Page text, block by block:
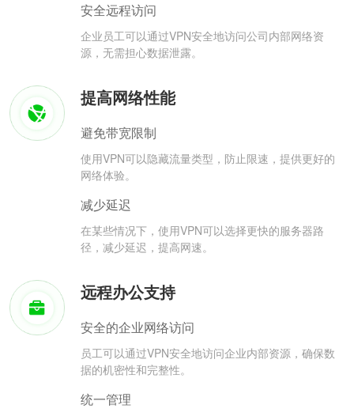
安全远程访问
企业员工可以通过VPN安全地访问公司内部网络资
源，无需担心数据泄露。
提高网络性能
避免带宽限制
使用VPN可以隐藏流量类型，防止限速，提供更好的
网络体验。
减少延迟
在某些情况下，使用VPN可以选择更快的服务器路
径，减少延迟，提高网速。
远程办公支持
安全的企业网络访问
员工可以通过VPN安全地访问企业内部资源，确保数
据的机密性和完整性。
统一管理